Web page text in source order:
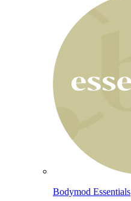
Bodymod Essentials